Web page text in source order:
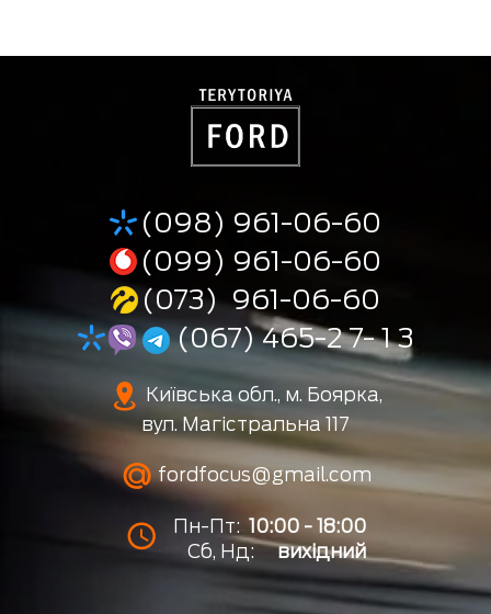
(098) 961-06-60
(099) 961-06-60
(073) 961-06-60
(067) 465-2 7- 1 3
Київська обл., м. Боярка,
вул. Магістральна 117
fordfocus@gmail.com
Пн-Пт: 10:00 - 18:00
Сб, Нд:
вихідний